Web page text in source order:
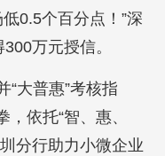
0.5个百分点！”深
万元授信。
“大普惠”考核指
依托“智、惠、
分行助力小微企业